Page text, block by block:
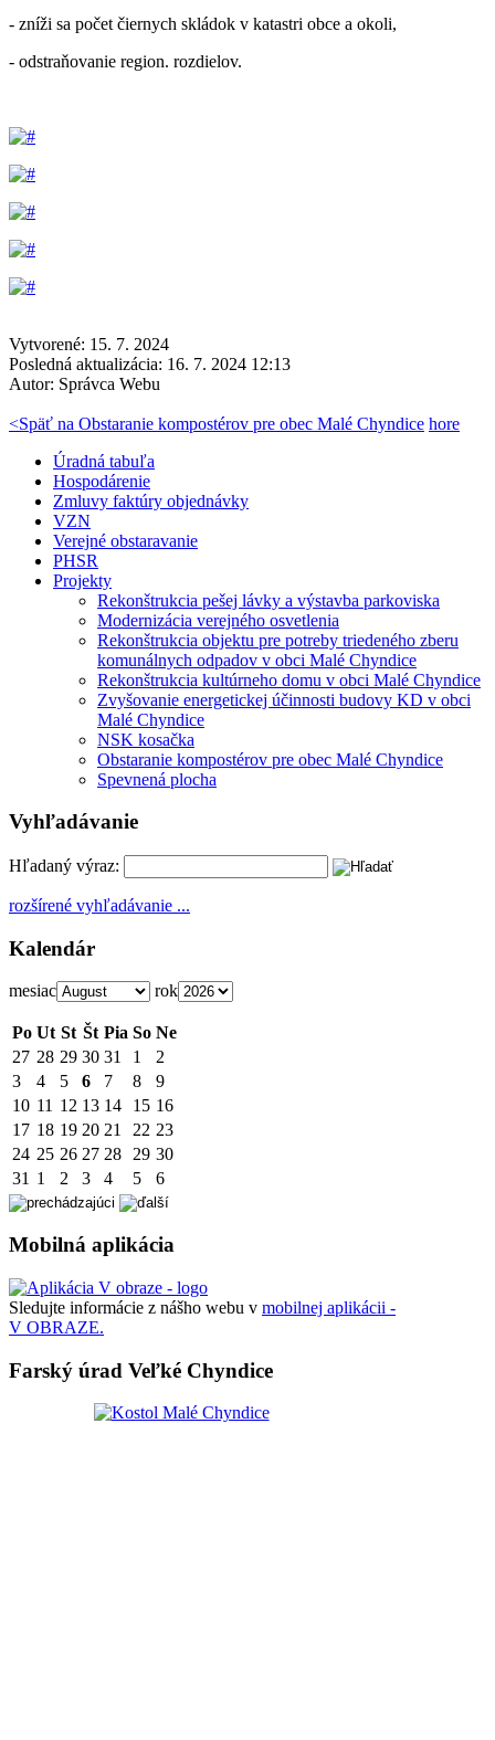
- zníži sa počet čiernych skládok v katastri obce a okoli,
- odstraňovanie region. rozdielov.
Vytvorené: 15. 7. 2024
Posledná aktualizácia: 16. 7. 2024 12:13
Autor: Správca Webu
<Späť na Obstaranie kompostérov pre obec Malé Chyndice hore
Úradná tabuľa
Hospodárenie
Zmluvy faktúry objednávky
VZN
Verejné obstaravanie
PHSR
Projekty
Rekonštrukcia pešej lávky a výstavba parkoviska
Modernizácia verejného osvetlenia
Rekonštrukcia objektu pre potreby triedeného zberu
komunálnych odpadov v obci Malé Chyndice
Rekonštrukcia kultúrneho domu v obci Malé Chyndice
Zvyšovanie energetickej účinnosti budovy KD v obci
Malé Chyndice
NSK kosačka
Obstaranie kompostérov pre obec Malé Chyndice
Spevnená plocha
Vyhľadávanie
Hľadaný výraz:
rozšírené vyhľadávanie ...
Kalendár
mesiac rok
Po Ut St Št Pia So Ne
27 28 29 30 31 1
2
3
4 5 6 7 8
9
10 11 12 13 14 15 16
17 18 19 20 21 22 23
24 25 26 27 28 29 30
31 1 2 3 4 5 6
Mobilná aplikácia
Sledujte informácie z nášho webu v mobilnej aplikácii -
V OBRAZE.
Farský úrad Veľké Chyndice